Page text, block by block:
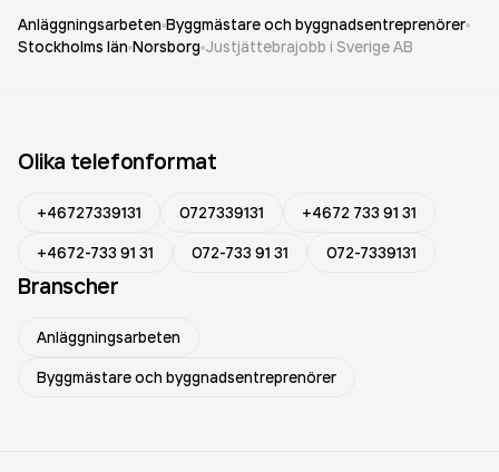
Anläggningsarbeten Byggmästare och byggnadsentreprenörer
Stockholms län Norsborg Justjättebrajobb i Sverige AB
Olika telefonformat
+46727339131 0727339131
+4672 733 91 31
+4672-733 91 31
072-733 91 31 072-7339131
Branscher
Anläggningsarbeten
Byggmästare och byggnadsentreprenörer